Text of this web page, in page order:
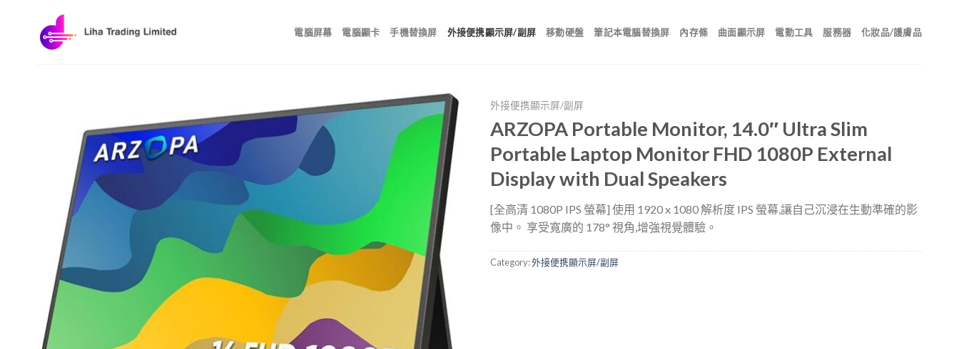
電腦屏幕 電腦顯卡 手機替換屏 外接便携顯示屏/副屏 移動硬盤 筆記本電腦替換屏 內存條 曲面顯示屏 電動工具 服務器 化妝品/護膚品
外接便携顯示屏/副屏
ARZOPA Portable Monitor, 14.0″ Ultra Slim
Portable Laptop Monitor FHD 1080P External
Display with Dual Speakers
[全高清 1080P IPS 螢幕] 使用 1920 x 1080 解析度 IPS 螢幕,讓自己沉浸在生動準確的影
像中。 享受寬廣的 178° 視角,增強視覺體驗。
Category:外接便携顯示屏/副屏